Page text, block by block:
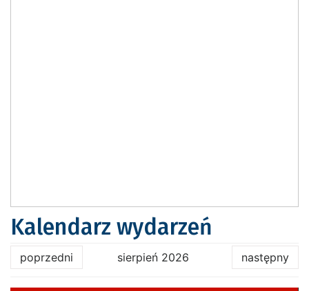
Kalendarz wydarzeń
poprzedni sierpień 2026 następny